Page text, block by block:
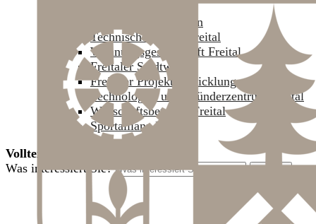
Kommunale Gesellschaften
Technische Werke Freital
Wohnungsgesellschaft Freital
Freitaler Stadtwerke
Freitaler Projektentwicklungsgesellschaft
Technologie- und Gründerzentrum Freital
Wirtschaftsbetriebe Freital
Sportallianz Freital
Volltextsuche
Was interessiert Sie?